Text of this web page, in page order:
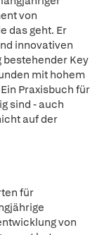
von
das geht. Er
innovativen
bestehender Key
mit hohem
Praxisbuch für
sind - auch
auf der
für
von